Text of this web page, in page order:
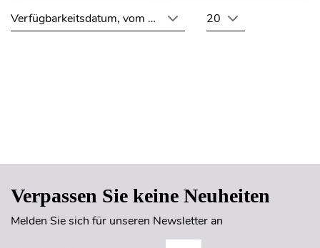
Verfügbarkeitsdatum, vom neuesten zum ältesten
20
Verpassen Sie keine Neuheiten
Melden Sie sich für unseren Newsletter an